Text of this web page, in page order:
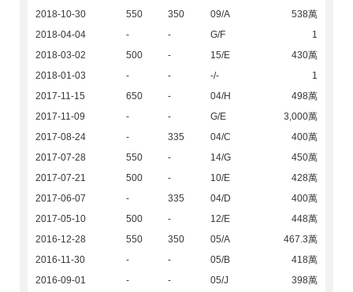
2018-10-30
550 350 09/A
538萬
2018-04-04
- - G/F
1
2018-03-02
500 - 15/E
430萬
2018-01-03
- - -/-
1
2017-11-15
650 - 04/H
498萬
2017-11-09
- - G/E
3,000萬
2017-08-24
- 335 04/C
400萬
2017-07-28
550 - 14/G
450萬
2017-07-21
500 - 10/E
428萬
2017-06-07
- 335 04/D
400萬
2017-05-10
500 - 12/E
448萬
2016-12-28
550 350 05/A
467.3萬
2016-11-30
- - 05/B
418萬
2016-09-01
- - 05/J
398萬